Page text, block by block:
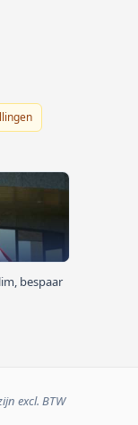
bespaar
excl. BTW